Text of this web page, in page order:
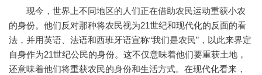
现今，世界上不同地区的人们正在借助农民运动重获小农
的身份。他们反对那种将农民视为21世纪和现代化的反面的看
法，并用英语、法语和西班牙语宣称“我们是农民”，以此来界定
自身作为21世纪公民的身份。这不仅意味着他们要重获土地，
还意味着他们将重获农民的身份和生活方式。在现代化看来，